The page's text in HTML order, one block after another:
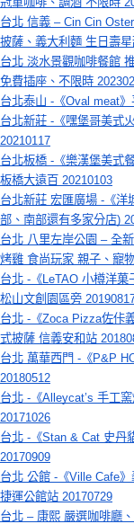
台北 信義 – Cin Cin
披薩、義大利麵 生日壽
台北 淡水景觀咖啡餐館
免費插座、不限時
台北泰山 -《Oval meat
台北新莊 -《嘿堡哥美式
20210117
台北板橋 -《樂漢堡美式
板橋大遠百 20210103
台北新莊 宏匯廣場 -《洋
部、南部還有多家分店)
台北 八里左岸公園 – 全
烤雞 食尚玩家 親子、寵
台北 -《LeTAO 小樽洋
松山文創園區旁
台北 -《Zoca Pizza佐佧
式披薩 信義安和站
台北 萬華西門 -《P&P
20180512
台北 -《Alleycat’s 手工
20171026
台北 -《Stan & Cat 史丹
20170909
台北 公館 -《Ville Cafe
捷運公館站 20170729
台北 – 康熙 嚴選咖啡廳